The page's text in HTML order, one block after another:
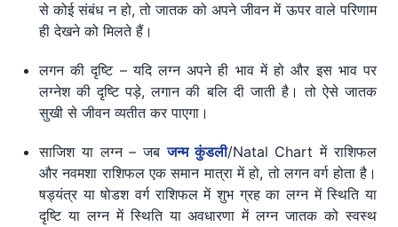
से कोई संबंध न हो, तो जातक को अपने जीवन में ऊपर वाले परिणाम
ही देखने को मिलते हैं।
लगन की दृष्टि – यदि लग्न अपने ही भाव में हो और इस भाव पर
लग्नेश की दृष्टि पड़े, लगान की बलि दी जाती है। तो ऐसे जातक
सुखी से जीवन व्यतीत कर पाएगा।
साजिश या लग्न – जबजन्म कुंडली/Natal Chart में राशिफल
और नवमशा राशिफल एक समान मात्रा में हो, तो लगन वर्ग होता है।
षड्यंत्र या षोडश वर्ग राशिफल में शुभ ग्रह का लग्न में स्थिति या
दृष्टि या लग्न में स्थिति या अवधारणा में लग्न जातक को स्वस्थ